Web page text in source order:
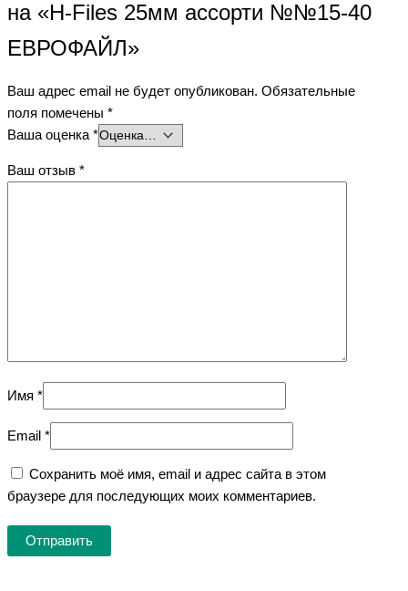
на «H-Files 25мм ассорти №№15-40
ЕВРОФАЙЛ»
Ваш адрес email не будет опубликован. Обязательные
поля помечены *
Ваша оценка *
Ваш отзыв *
Имя *
Email *
Сохранить моё имя, email и адрес сайта в этом
браузере для последующих моих комментариев.